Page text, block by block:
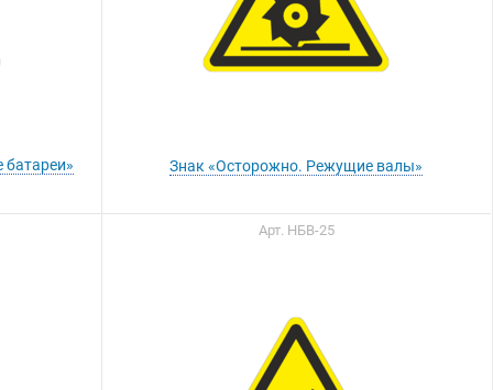
Знак «Осторожно. Режущие валы»
Арт. НБВ-25